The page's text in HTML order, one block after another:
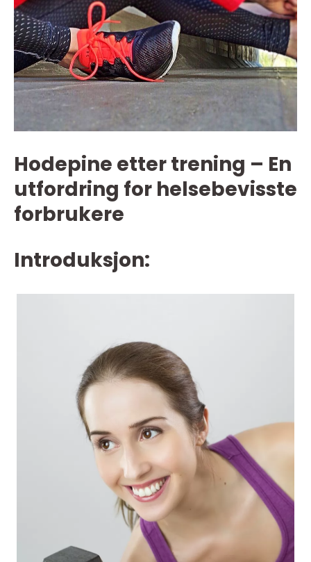
Hodepine etter trening – En
utfordring for helsebevisste
forbrukere
Introduksjon: